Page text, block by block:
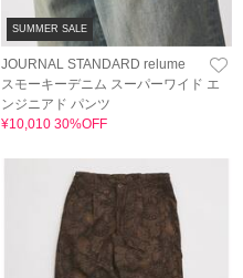
SUMMER SALE
JOURNAL STANDARD relume
スモーキーデニム スーパーワイド エ
ンジニアド パンツ
¥10,010 30%OFF